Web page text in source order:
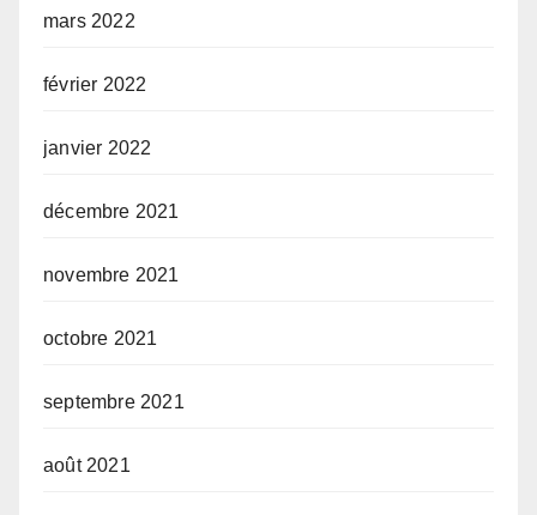
mars 2022
février 2022
janvier 2022
décembre 2021
novembre 2021
octobre 2021
septembre 2021
août 2021